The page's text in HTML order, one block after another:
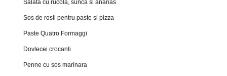
Salata cu rucola, sunca si ananas
Sos de rosii pentru paste si pizza
Paste Quatro Formaggi
Dovlecei crocanti
Penne cu sos marinara